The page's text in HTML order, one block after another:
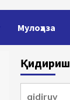
Мулоҳаза
Қидириш